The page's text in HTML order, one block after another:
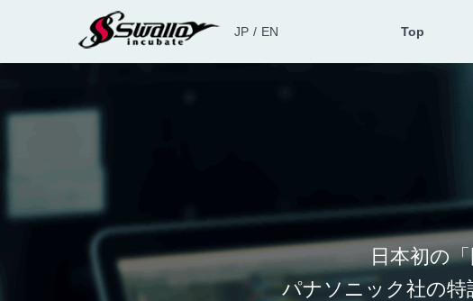
JP EN Top
日本初の
パナソニック社の特